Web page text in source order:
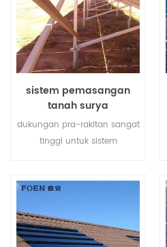
sistem pemasangan
tanah surya
dukungan pra-rakitan sangat
tinggi untuk sistem
biaya tenaga kerja Anda dan
pemasangan.